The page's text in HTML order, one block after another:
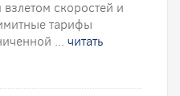
скоростей и
тарифы
... читать